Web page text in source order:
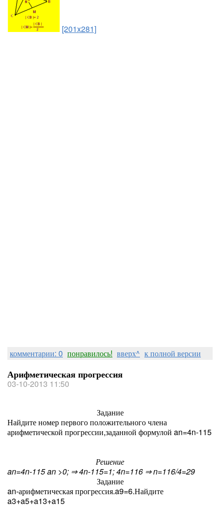
[201x281]
комментарии: 0 понравилось! вверх^ к полной версии
Арифметическая прогрессия
03-10-2013 11:50
Задание
Найдите номер первого положительного члена
арифметической прогрессии,заданной формулой an=4n-115
Решение
an=4n-115 an >0; ⇒ 4n-115=1; 4n=116 ⇒ n=116/4=29
Задание
an-арифметическая прогрессия.a9=6.Найдите
a3+a5+a13+a15